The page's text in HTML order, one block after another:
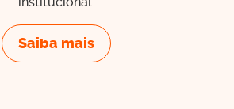
Saiba mais